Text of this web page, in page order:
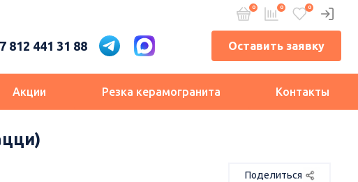
812 441 31 88 Оставить заявку
Акции Резка керамогранита Контакты
Поделиться